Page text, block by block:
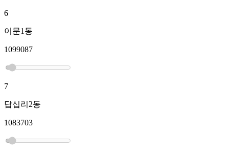
6
이문1동
1099087
7
답십리2동
1083703